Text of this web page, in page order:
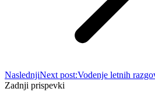
NaslednjiNext post:Vodenje letnih
Zadnji prispevki